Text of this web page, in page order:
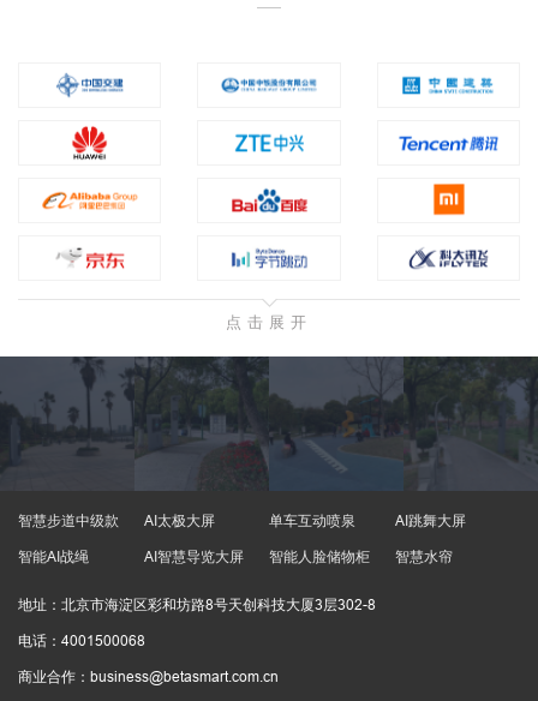
点击展开
智慧步道中级款 AI太极大屏 单车互动喷泉
AI跳舞大屏
智能AI战绳
AI智慧导览大屏 智能人脸储物柜 智慧水帘
地址：北京市海淀区彩和坊路8号天创科技大厦3层302-8
电话：4001500068
商业合作：business@betasmart.com.cn